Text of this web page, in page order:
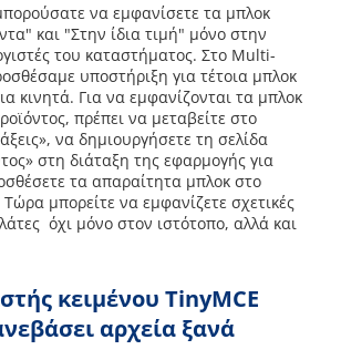
να εμφανίσετε τα μπλοκ
και "Στην ίδια τιμή" μόνο στην
του καταστήματος. Στο Multi-
υποστήριξη για τέτοια μπλοκ
κινητά. Για να εμφανίζονται τα μπλοκ
πρέπει να μεταβείτε στο
να δημιουργήσετε τη σελίδα
στη διάταξη της εφαρμογής για
τα απαραίτητα μπλοκ στο
μπορείτε να εμφανίζετε σχετικές
όχι μόνο στον ιστότοπο, αλλά και
κειμένου TinyMCE
αρχεία ξανά